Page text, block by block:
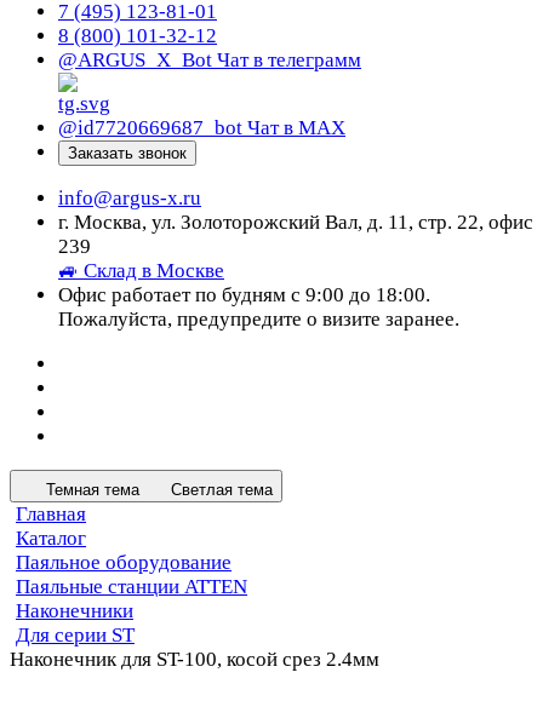
7 (495) 123-81-01
8 (800) 101-32-12
@ARGUS_X_Bot Чат в телеграмм
@id7720669687_bot Чат в МАХ
Заказать звонок
info@argus-x.ru
г. Москва, ул. Золоторожский Вал, д. 11, стр. 22, офис
239
🚙 Склад в Москве
Офис работает по будням с 9:00 до 18:00.
Пожалуйста, предупредите о визите заранее.
Темная тема Светлая тема
Главная
Каталог
Паяльное оборудование
Паяльные станции ATTEN
Наконечники
Для серии ST
Наконечник для ST-100, косой срез 2.4мм